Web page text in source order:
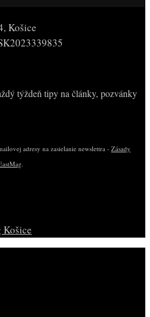
Košice
týždeň tipy na články, pozvánky
adresy na zasielanie newslettra - Zásady
Košice